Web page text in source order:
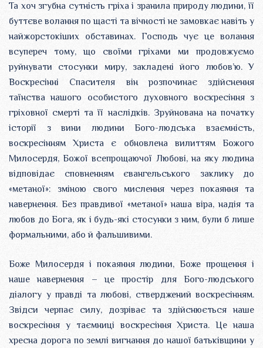
Та хоч згубна сутність гріха і зранила природу людини, її
буттєве волання по щасті та вічності не замовкає навіть у
найжорстокіших обставинах. Господь чує це волання
всупереч тому, що своїми гріхами ми продовжуємо
руйнувати стосунки миру, закладені його любов’ю. У
Воскресінні Спасителя він розпочинає здійснення
таїнства нашого особистого духовного воскресіння з
гріховної смерті та її наслідків. Зруйнована на початку
історії з вини людини Бого-людська взаємність,
воскресінням Христа є обновлена вилиттям Божого
Милосердя, Божої всепрощаючої Любові, на яку людина
відповідає сповненням євангельського заклику до
«метаної»: зміною свого мислення через покаяння та
навернення. Без правдивої «метаної» наша віра, надія та
любов до Бога, як і будь-які стосунки з ним, були б лише
формальними, або й фальшивими.
Боже Милосердя і покаяння людини, Боже прощення і
наше навернення – це простір для Бого-людського
діалогу у правді та любові, стверджений воскресінням.
Звідси черпає силу, дозріває та здійснюється наше
воскресіння у таємниці воскресіння Христа. Це наша
хресна дорога по землі вигнання до нашої батьківщини у